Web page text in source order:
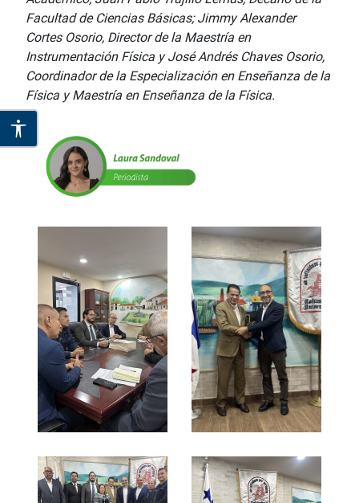
Facultad de Ciencias Básicas; Jimmy Alexander
Cortes Osorio, Director de la Maestría en
Instrumentación Física y José Andrés Chaves Osorio,
Coordinador de la Especialización en Enseñanza de la
Física y Maestría en Enseñanza de la Física.